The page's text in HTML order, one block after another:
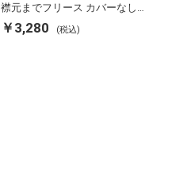
襟元までフリース カバーなしで
使える 軽い 丸洗い 断熱 保温 抗
菌防臭 洗える 防ダニ 軽量 ホコ
￥3,280 (税込)